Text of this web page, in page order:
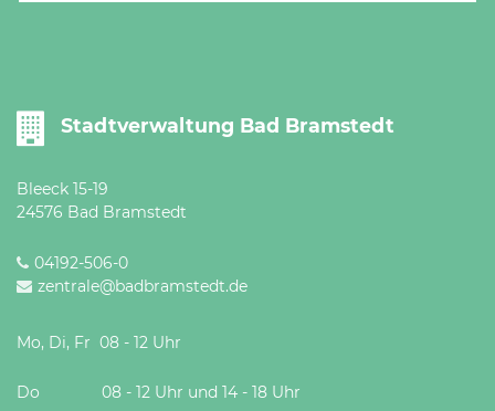
Stadtverwaltung Bad Bramstedt
Bleeck 15-19
24576 Bad Bramstedt
04192-506-0
zentrale@badbramstedt.de
Mo, Di, Fr 08 - 12 Uhr
Do 08 - 12 Uhr und 14 - 18 Uhr